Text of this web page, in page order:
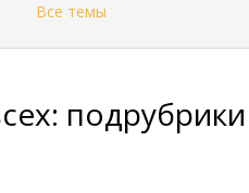
Все темы
подрубрики